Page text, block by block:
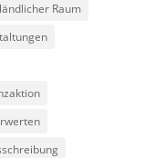
ländlicher Raum